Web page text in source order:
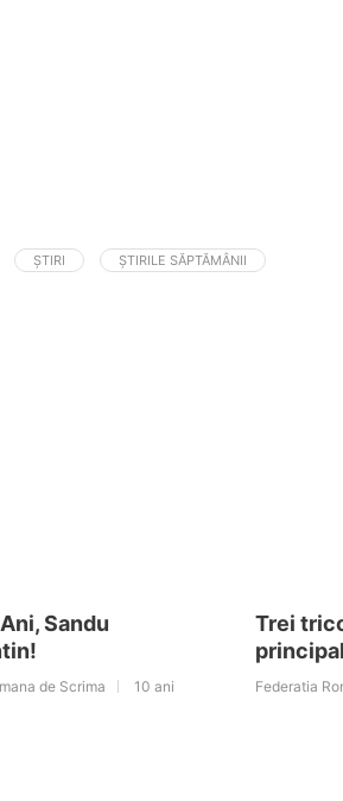
ȘTIRI ȘTIRILE SĂPTĂMÂNII
Sandu
de Scrima 10 ani
Trei
Federatia